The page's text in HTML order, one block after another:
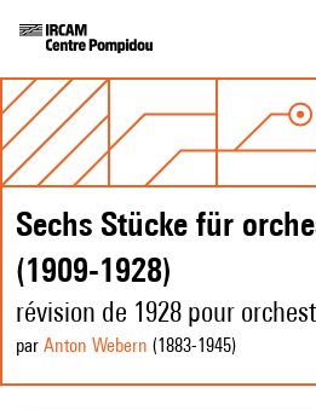
Sechs Stücke für
(1909-1928)
révision de 1928 pour
par Anton Webern (1883-1945)